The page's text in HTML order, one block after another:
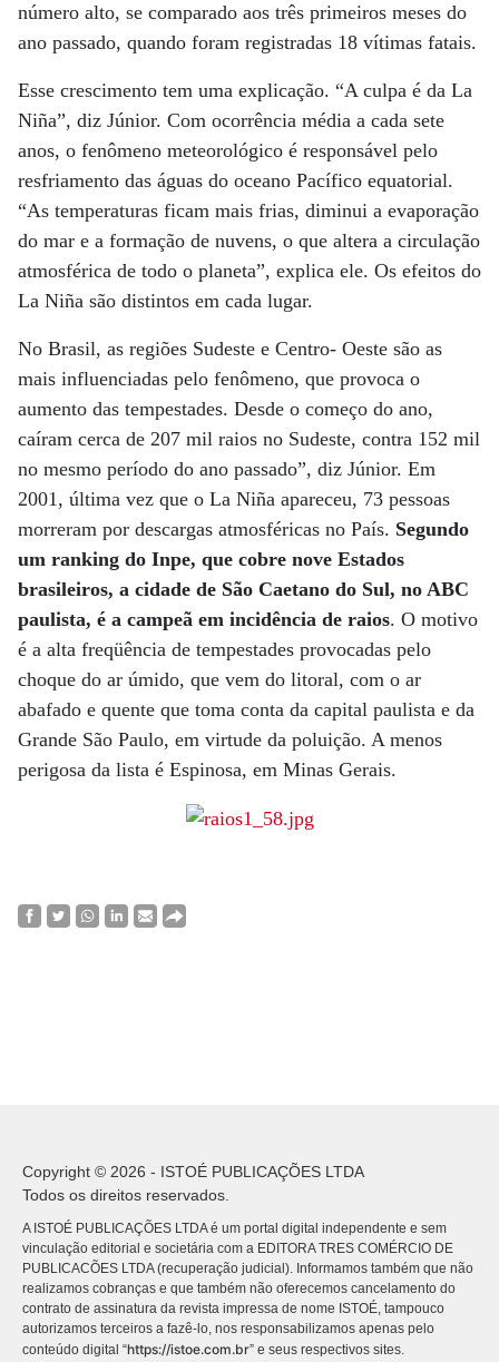
número alto, se comparado aos três primeiros meses do
ano passado, quando foram registradas 18 vítimas fatais.
Esse crescimento tem uma explicação. “A culpa é da La
Niña”, diz Júnior. Com ocorrência média a cada sete
anos, o fenômeno meteorológico é responsável pelo
resfriamento das águas do oceano Pacífico equatorial.
“As temperaturas ficam mais frias, diminui a evaporação
do mar e a formação de nuvens, o que altera a circulação
atmosférica de todo o planeta”, explica ele. Os efeitos do
La Niña são distintos em cada lugar.
No Brasil, as regiões Sudeste e Centro- Oeste são as
mais influenciadas pelo fenômeno, que provoca o
aumento das tempestades. Desde o começo do ano,
caíram cerca de 207 mil raios no Sudeste, contra 152 mil
no mesmo período do ano passado”, diz Júnior. Em
2001, última vez que o La Niña apareceu, 73 pessoas
morreram por descargas atmosféricas no País. Segundo
um ranking do Inpe, que cobre nove Estados
brasileiros, a cidade de São Caetano do Sul, no ABC
paulista, é a campeã em incidência de raios. O motivo
é a alta freqüência de tempestades provocadas pelo
choque do ar úmido, que vem do litoral, com o ar
abafado e quente que toma conta da capital paulista e da
Grande São Paulo, em virtude da poluição. A menos
perigosa da lista é Espinosa, em Minas Gerais.
Copyright © 2026 - ISTOÉ PUBLICAÇÕES LTDA
Todos os direitos reservados.
A ISTOÉ PUBLICAÇÕES LTDA é um portal digital independente e sem
vinculação editorial e societária com a EDITORA TRES COMÉRCIO DE
PUBLICACÕES LTDA (recuperação judicial). Informamos também que não
realizamos cobranças e que também não oferecemos cancelamento do
contrato de assinatura da revista impressa de nome ISTOÉ, tampouco
autorizamos terceiros a fazê-lo, nos responsabilizamos apenas pelo
conteúdo digital “https://istoe.com.br” e seus respectivos sites.